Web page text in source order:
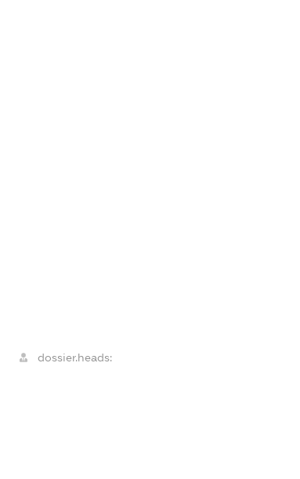
dossier.heads: